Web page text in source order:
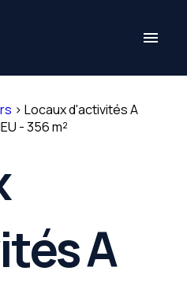
menu
> Locaux d'activités A
- 356 m²
A